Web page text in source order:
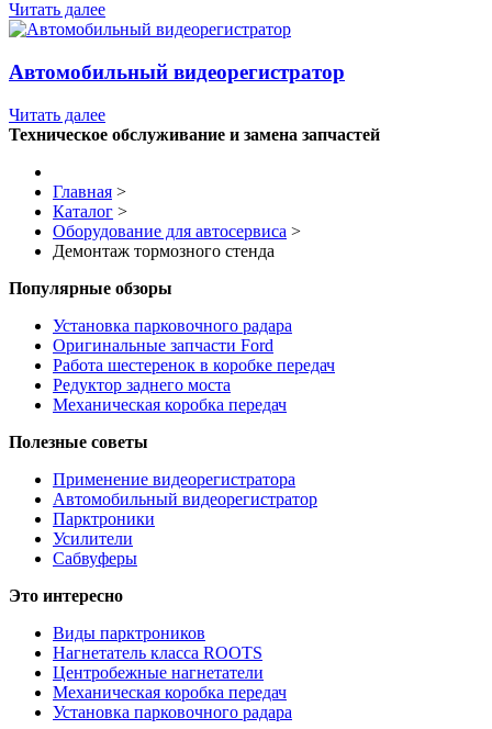
Читать далее
Автомобильный видеорегистратор
Читать далее
Техническое обслуживание и замена запчастей
Главная >
Каталог >
Оборудование для автосервиса >
Демонтаж тормозного стенда
Популярные обзоры
Установка парковочного радара
Оригинальные запчасти Ford
Работа шестеренок в коробке передач
Редуктор заднего моста
Механическая коробка передач
Полезные советы
Применение видеорегистратора
Автомобильный видеорегистратор
Парктроники
Усилители
Cабвуферы
Это интересно
Виды парктроников
Нагнетатель класса ROOTS
Центробежные нагнетатели
Механическая коробка передач
Установка парковочного радара